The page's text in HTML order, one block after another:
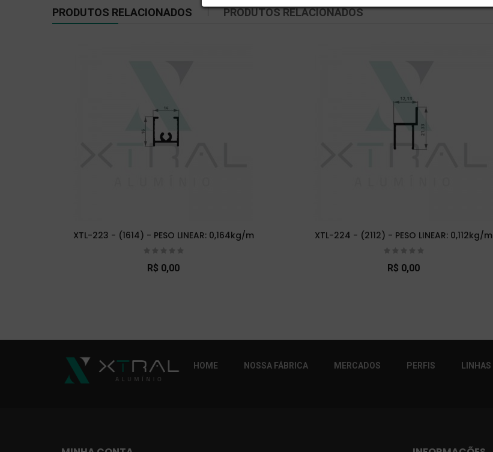
PRODUTOS RELACIONADOS PRODUTOS RELACIONADOS
XTL-223 - (1614) - PESO LINEAR: 0,164kg/m
R$ 0,00
XTL-224 - (2112) - PESO LINEAR: 0,112kg/m
R$ 0,00
HOME NOSSA FÁBRICA MERCADOS PERFIS LINHAS